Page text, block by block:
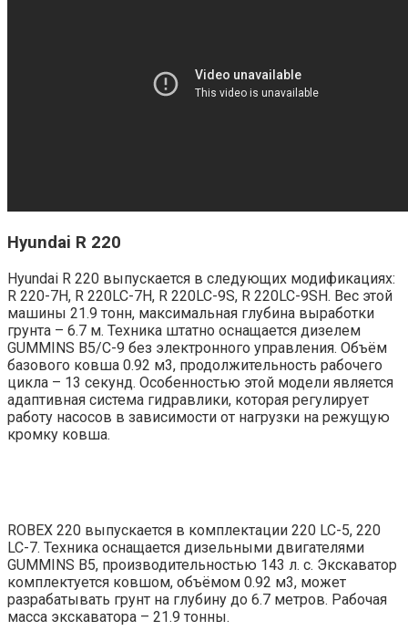
Hyundai R 220
Hyundai R 220 выпускается в следующих модификациях:
R 220-7H, R 220LC-7H, R 220LC-9S, R 220LC-9SH. Вес этой
машины 21.9 тонн, максимальная глубина выработки
грунта – 6.7 м. Техника штатно оснащается дизелем
GUMMINS B5/C-9 без электронного управления. Объём
базового ковша 0.92 м3, продолжительность рабочего
цикла – 13 секунд. Особенностью этой модели является
адаптивная система гидравлики, которая регулирует
работу насосов в зависимости от нагрузки на режущую
кромку ковша.
ROBEX 220 выпускается в комплектации 220 LC-5, 220
LC-7. Техника оснащается дизельными двигателями
GUMMINS B5, производительностью 143 л. с. Экскаватор
комплектуется ковшом, объёмом 0.92 м3, может
разрабатывать грунт на глубину до 6.7 метров. Рабочая
масса экскаватора – 21.9 тонны.